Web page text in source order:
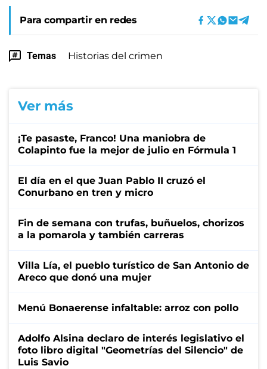
Para compartir en redes
Temas Historias del crimen
Ver más
¡Te pasaste, Franco! Una maniobra de
Colapinto fue la mejor de julio en Fórmula 1
El día en el que Juan Pablo II cruzó el
Conurbano en tren y micro
Fin de semana con trufas, buñuelos, chorizos
a la pomarola y también carreras
Villa Lía, el pueblo turístico de San Antonio de
Areco que donó una mujer
Menú Bonaerense infaltable: arroz con pollo
Adolfo Alsina declaro de interés legislativo el
foto libro digital "Geometrías del Silencio" de
Luis Savio